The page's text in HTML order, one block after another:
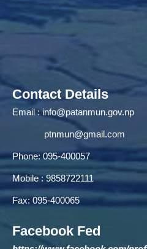
Contact Details
Email :info@patanmun.gov.np
ptnmun@gmail.com
Phone: 095-400057
Mobile : 9858722111
Fax: 095-400065
Facebook Fed